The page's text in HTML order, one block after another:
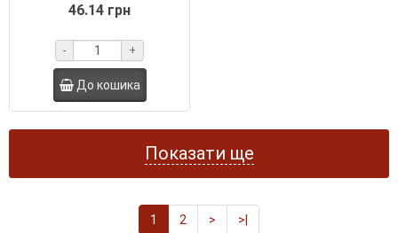
46.14 грн
- +
До кошика
Показати ще
1 2 >
>|